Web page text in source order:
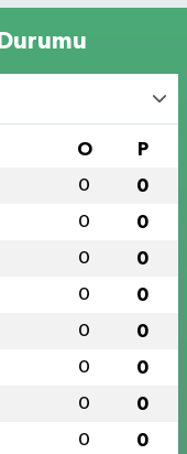
O P
0 0
0 0
0 0
0 0
0 0
0 0
0 0
0 0